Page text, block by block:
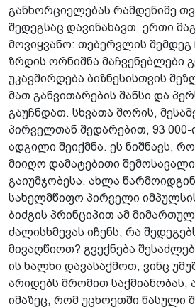
განხორციელებას რამდენიმე
შედეგსაც დავინახავთ. ერთი
მოვიყვანო: თებერვლის შემდეგ
ზრდის ორნიშნა მაჩვენებლები
უკავშირდება ბიზნესისთვის
მათ განვითარების შანსი და
გაუჩნდათ. სხვათა შორის,
პირველთან შედარებით, 93 000-
ადგილი შეიქმნა. ეს ნიშნავს,
მიიღო დამატებითი
გაიუმჯობესა. ახლა
სახელმწიფო პირველი
ბიძგის პრინციპით ამ
ძალისხმევას იჩენს, რა
მივაღწიოთ? გვექნება
ის ხალხი დავასაქმოთ, ვინც
არიდებს შრომით
იმაზეც, რომ უცხოეთში წასული